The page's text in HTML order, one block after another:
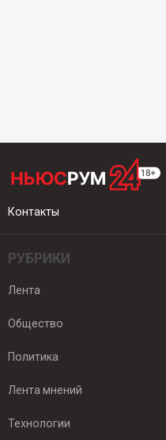
Контакты
РУБРИКИ
Лента
Общество
Политика
Лента мнений
Технологии